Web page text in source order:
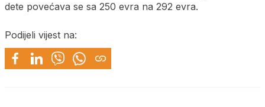
dete povećava se sa 250 evra na 292 evra.
Podijeli vijest na: